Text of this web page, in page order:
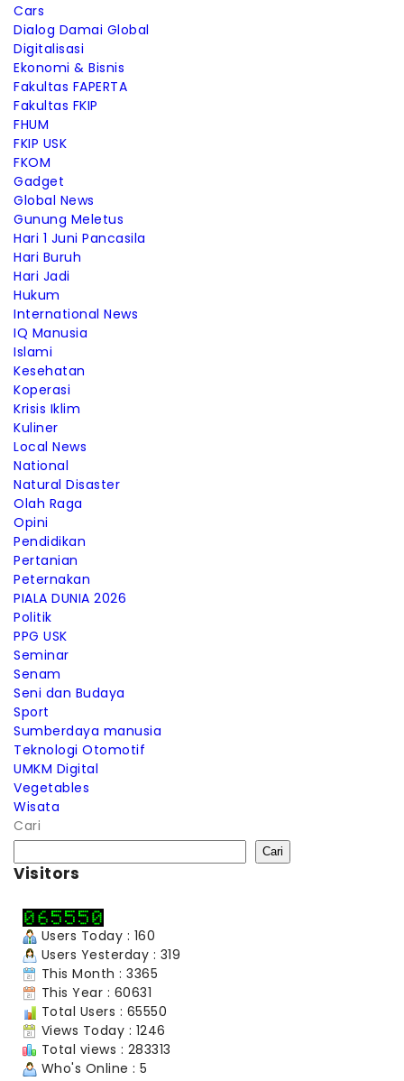
Cars
Dialog Damai Global
Digitalisasi
Ekonomi & Bisnis
Fakultas FAPERTA
Fakultas FKIP
FHUM
FKIP USK
FKOM
Gadget
Global News
Gunung Meletus
Hari 1 Juni Pancasila
Hari Buruh
Hari Jadi
Hukum
International News
IQ Manusia
Islami
Kesehatan
Koperasi
Krisis Iklim
Kuliner
Local News
National
Natural Disaster
Olah Raga
Opini
Pendidikan
Pertanian
Peternakan
PIALA DUNIA 2026
Politik
PPG USK
Seminar
Senam
Seni dan Budaya
Sport
Sumberdaya manusia
Teknologi Otomotif
UMKM Digital
Vegetables
Wisata
Cari
Cari
Visitors
Users Today : 160
Users Yesterday : 319
This Month : 3365
This Year : 60631
Total Users : 65550
Views Today : 1246
Total views : 283313
Who's Online : 5